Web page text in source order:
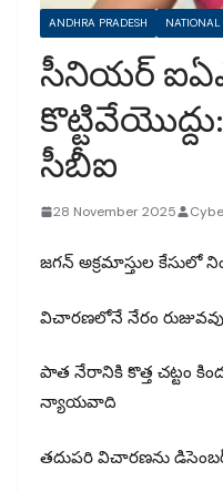
ANDHRA PRADESH NATIONAL
సీనియర్
సీబీఐ
28 November 2025
జగన్ అక్రమాస్తుల కేసులో
విచారణలోనే నేరం
పాత నేరానికి కొత్త చట్టం కింద
న్యాయవాది
తదుపరి విచారణను